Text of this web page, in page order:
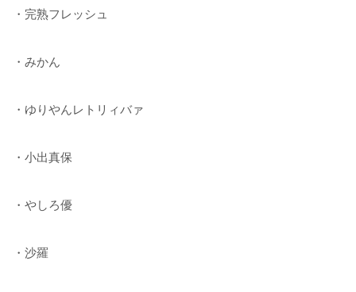
・完熟フレッシュ
・みかん
・ゆりやんレトリィバァ
・小出真保
・やしろ優
・沙羅